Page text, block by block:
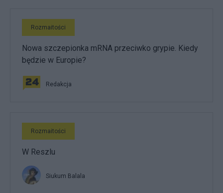
Rozmaitości
Nowa szczepionka mRNA przeciwko grypie. Kiedy
będzie w Europie?
Redakcja
Rozmaitości
W Reszlu
Siukum Balala